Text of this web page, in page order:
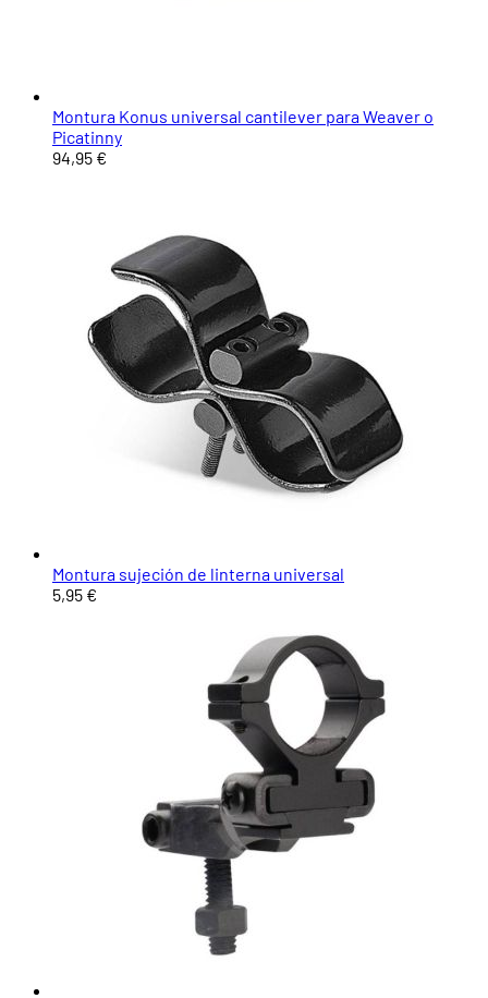
Montura Konus universal cantilever para Weaver o
Picatinny
94,95 €
Montura sujeción de linterna universal
5,95 €